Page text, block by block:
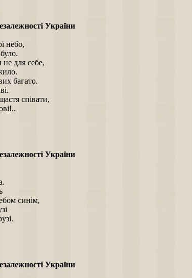
України
небо,
для себе,
багато.
співати,
України
синім,
України